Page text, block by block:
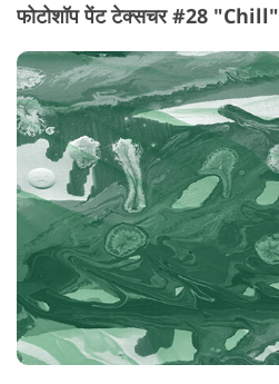
फोटोशॉप पेंट टेक्सचर #28 "Chill"